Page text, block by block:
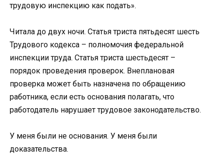
трудовую инспекцию как подать».
Читала до двух ночи. Статья триста пятьдесят шесть
Трудового кодекса – полномочия федеральной
инспекции труда. Статья триста шестьдесят –
порядок проведения проверок. Внеплановая
проверка может быть назначена по обращению
работника, если есть основания полагать, что
работодатель нарушает трудовое законодательство.
У меня были не основания. У меня были
доказательства.